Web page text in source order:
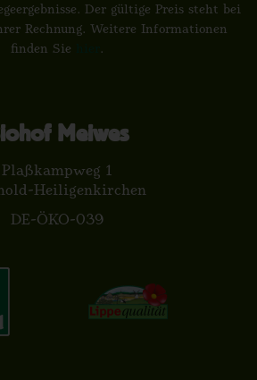
Der gültige Preis steht bei
Rechnung. Weitere Informationen
finden Sie
.
Meiwes
Plaßkampweg 1
Heiligenkirchen
DE-ÖKO-039